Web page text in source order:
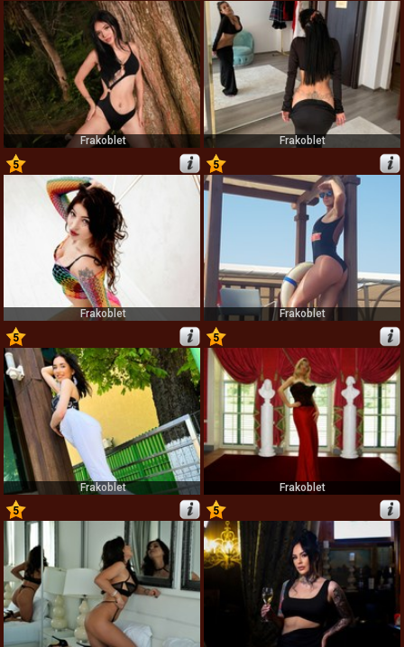
9
Frakoblet
10
Frakoblet
5
Frakoblet
5
12
Frakoblet
5
13
Frakoblet
5
14
Frakoblet
5
15
5
16